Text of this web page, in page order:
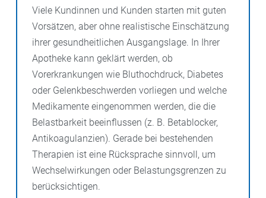
Viele Kundinnen und Kunden starten mit guten
Vorsätzen, aber ohne realistische Einschätzung
ihrer gesundheitlichen Ausgangslage. In Ihrer
Apotheke kann geklärt werden, ob
Vorerkrankungen wie Bluthochdruck, Diabetes
oder Gelenkbeschwerden vorliegen und welche
Medikamente eingenommen werden, die die
Belastbarkeit beeinflussen (z. B. Betablocker,
Antikoagulanzien). Gerade bei bestehenden
Therapien ist eine Rücksprache sinnvoll, um
Wechselwirkungen oder Belastungsgrenzen zu
berücksichtigen.